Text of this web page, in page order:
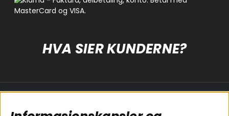
HVA SIER KUNDERNE?